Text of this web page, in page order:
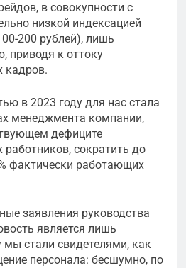
в совокупности с
низкой индексацией
200 рублей), лишь
приводя к оттоку
кадров.
в 2023 году для нас стала
менеджмента компании,
дефиците
сократить до
фактически работающих
заявления руководства
является лишь
мы стали свидетелями, как
персонала: бесшумно, по